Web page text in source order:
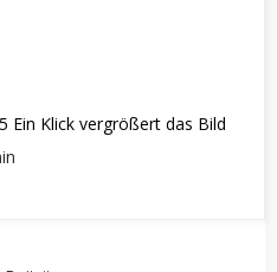
Ein Klick vergrößert das Bild